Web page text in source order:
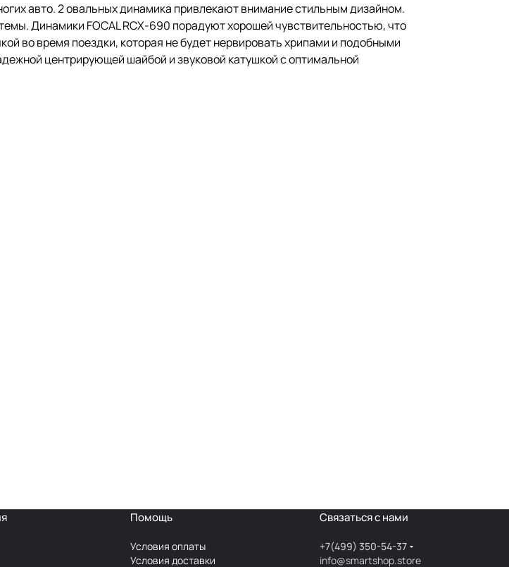
авто. 2 овальных динамика привлекают внимание стильным дизайном.
Динамики FOCAL RCX-690 порадуют хорошей чувствительностью, что
во время поездки, которая не будет нервировать хрипами и подобными
центрирующей шайбой и звуковой катушкой с оптимальной
Помощь
Условия оплаты
Условия доставки
Связаться с нами
+7(499) 350-54-37
info@smartshop.store